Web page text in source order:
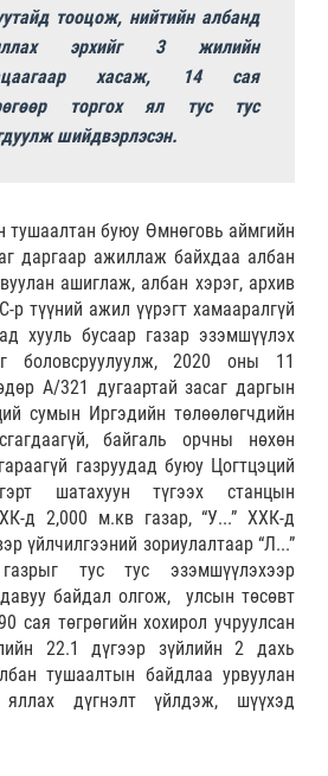
тооцож, нийтийн албанд
эрхийг 3 жилийн
хасаж, 14 сая
торгох ял тус тус
шийдвэрлэсэн.
тушаалтан буюу Өмнөговь аймгийн
даргаар ажиллаж байхдаа албан
ашиглаж, албан хэрэг, архив
р түүний ажил үүрэгт хамааралгүй
хууль бусаар газар эзэмшүүлэх
боловсруулуулж, 2020 оны 11
А/321 дугаартай засаг даргын
сумын Иргэдийн төлөөлөгчдийн
байгаль орчны нөхөн
газруудад буюу Цогтцэций
шатахуун түгээх станцын
д 2,000 м.кв газар, “У...” ХХК-д
үйлчилгээний зориулалтаар “Л...”
тус тус эзэмшүүлэхээр
байдал олгож, улсын төсөвт
сая төгрөгийн хохирол учруулсан
22.1 дүгээр зүйлийн 2 дахь
тушаалтын байдлаа урвуулан
яллах дүгнэлт үйлдэж, шүүхэд